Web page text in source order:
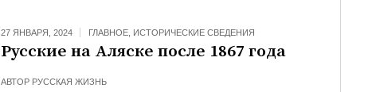
27 ЯНВАРЯ, 2024 ГЛАВНОЕ, ИСТОРИЧЕСКИЕ СВЕДЕНИЯ
Русские на Аляске после 1867 года
АВТОР РУССКАЯ ЖИЗНЬ